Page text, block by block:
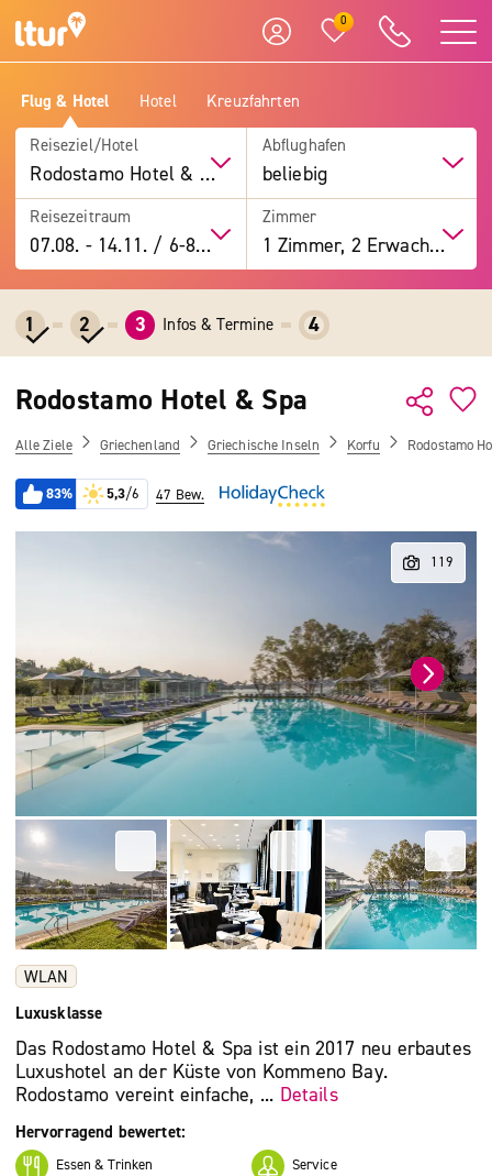
0
Flug & Hotel Hotel Kreuzfahrten
Reiseziel/Hotel
Rodostamo Hotel & Spa
Abflughafen
beliebig
Reisezeitraum
07.08. -14.11. / 6-8 Tage
Zimmer
1 Zimmer, 2 Erwachsene
1 2 3 Infos & Termine 4
Rodostamo Hotel & Spa
Alle Ziele Griechenland Griechische Inseln Korfu Rodostamo
83% 5,3/6 47 Bew.
WLAN
Luxusklasse
Das Rodostamo Hotel & Spa ist ein 2017 neu erbautes
Luxushotel an der Küste von Kommeno Bay.
Rodostamo vereint einfache, ... Details
Hervorragend bewertet:
Essen & Trinken Service